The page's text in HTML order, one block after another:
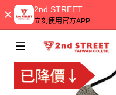
2nd STREET
立刻使用官方APP